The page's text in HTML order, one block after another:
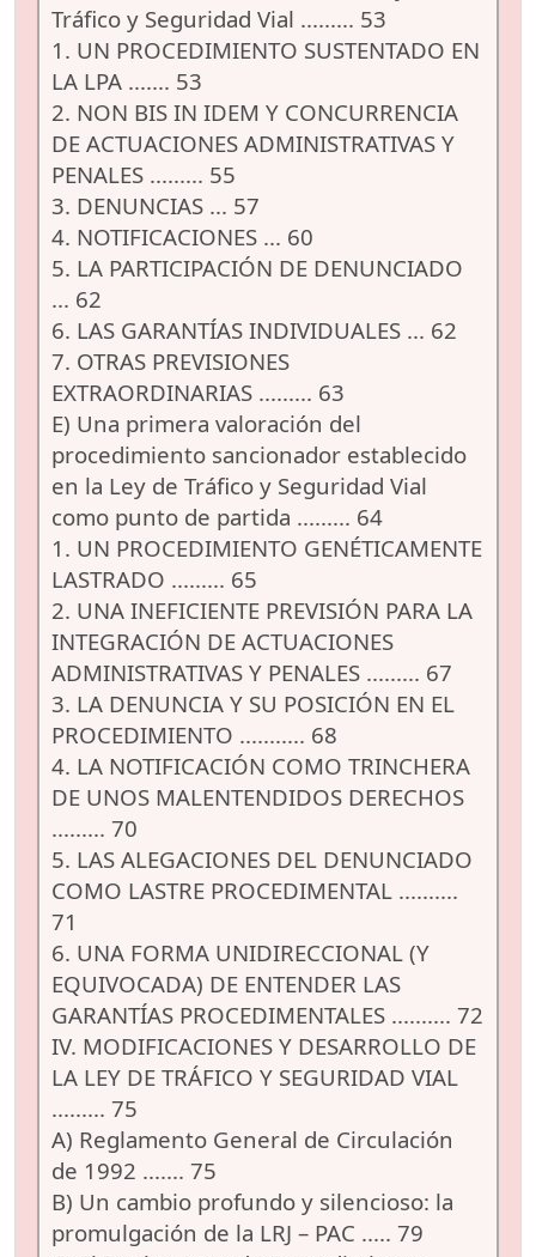
Tráfico y Seguridad Vial ......... 53
1. UN PROCEDIMIENTO SUSTENTADO EN
LA LPA ....... 53
2. NON BIS IN IDEM Y CONCURRENCIA
DE ACTUACIONES ADMINISTRATIVAS Y
PENALES ......... 55
3. DENUNCIAS ... 57
4. NOTIFICACIONES ... 60
5. LA PARTICIPACIÓN DE DENUNCIADO
... 62
6. LAS GARANTÍAS INDIVIDUALES ... 62
7. OTRAS PREVISIONES
EXTRAORDINARIAS ......... 63
E) Una primera valoración del
procedimiento sancionador establecido
en la Ley de Tráfico y Seguridad Vial
como punto de partida ......... 64
1. UN PROCEDIMIENTO GENÉTICAMENTE
LASTRADO ......... 65
2. UNA INEFICIENTE PREVISIÓN PARA LA
INTEGRACIÓN DE ACTUACIONES
ADMINISTRATIVAS Y PENALES ......... 67
3. LA DENUNCIA Y SU POSICIÓN EN EL
PROCEDIMIENTO ........... 68
4. LA NOTIFICACIÓN COMO TRINCHERA
DE UNOS MALENTENDIDOS DERECHOS
......... 70
5. LAS ALEGACIONES DEL DENUNCIADO
COMO LASTRE PROCEDIMENTAL ..........
71
6. UNA FORMA UNIDIRECCIONAL (Y
EQUIVOCADA) DE ENTENDER LAS
GARANTÍAS PROCEDIMENTALES .......... 72
IV. MODIFICACIONES Y DESARROLLO DE
LA LEY DE TRÁFICO Y SEGURIDAD VIAL
......... 75
A) Reglamento General de Circulación
de 1992 ....... 75
B) Un cambio profundo y silencioso: la
promulgación de la LRJ – PAC ..... 79